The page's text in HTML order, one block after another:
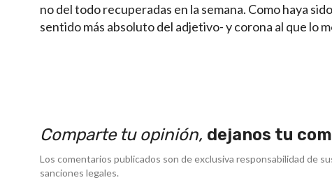
no del todo recuperadas en la semana. Como haya
sentido más absoluto del adjetivo- y corona al que lo
Comparte tu opinión, dejanos tu
Los comentarios publicados son de exclusiva responsabilidad de
sanciones legales.